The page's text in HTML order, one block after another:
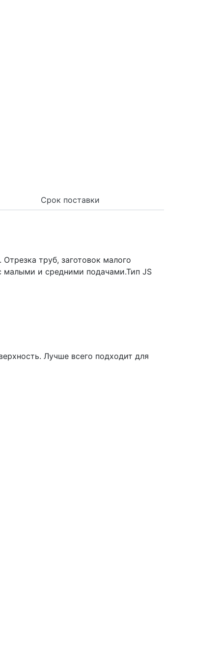
Срок поставки
труб, заготовок малого
малыми и средними подачами.Тип JS
Лучше всего подходит для